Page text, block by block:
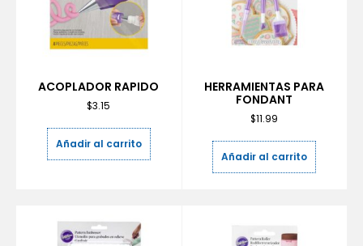
ACOPLADOR RAPIDO
$3.15
Añadir al carrito
HERRAMIENTAS PARA
FONDANT
$11.99
Añadir al carrito